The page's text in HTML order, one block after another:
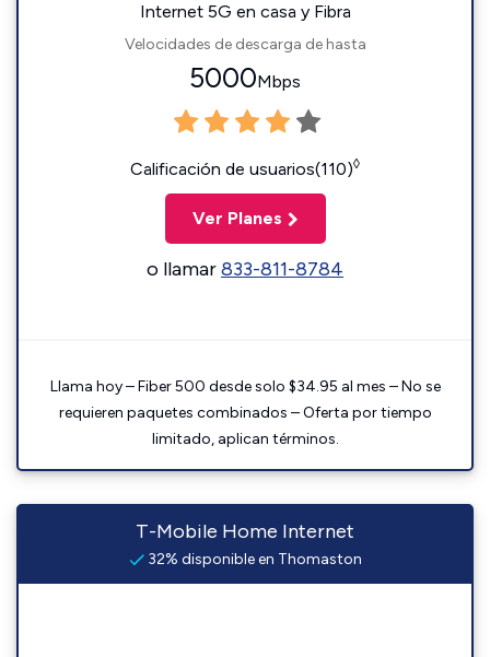
Internet 5G en casa y Fibra
Velocidades de descarga de hasta
5000Mbps
Calificación de usuarios(110)◊
Ver Planes
o llamar833-811-8784
Llama hoy – Fiber 500 desde solo $34.95 al mes – No se
requieren paquetes combinados – Oferta por tiempo
limitado, aplican términos.
T-Mobile Home Internet
32% disponible en Thomaston